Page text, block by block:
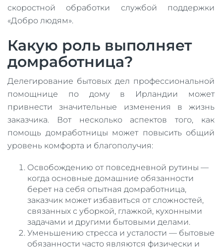
скоростной обработки службой поддержки
«Добро людям».
Какую роль выполняет
домработница?
Делегирование бытовых дел профессиональной
помощнице по дому в Ирландии может
привнести значительные изменения в жизнь
заказчика. Вот несколько аспектов того, как
помощь домработницы может повысить общий
уровень комфорта и благополучия:
Освобождению от повседневной рутины —
когда основные домашние обязанности
берет на себя опытная домработница,
заказчик может избавиться от сложностей,
связанных с уборкой, глажкой, кухонными
задачами и другими бытовыми делами.
Уменьшению стресса и усталости — бытовые
обязанности часто являются физически и